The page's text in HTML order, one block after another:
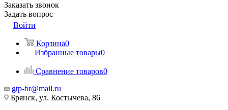
Заказать звонок
Задать вопрос
Войти
Корзина0
Избранные товары0
Сравнение товаров0
gtp-br@mail.ru
Брянск, ул. Костычева, 86